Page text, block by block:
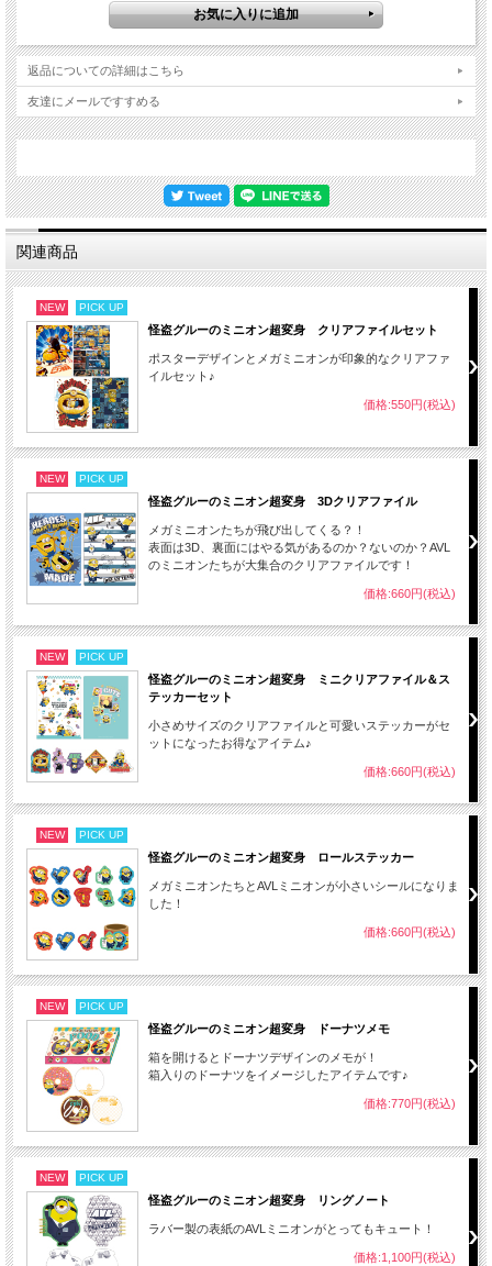
返品についての詳細はこちら
友達にメールですすめる
関連商品
NEW PICK UP
怪盗グルーのミニオン超変身 クリアファイルセット
ポスターデザインとメガミニオンが印象的なクリアファ
イルセット♪
価格:550円(税込)
NEW PICK UP
怪盗グルーのミニオン超変身 3Dクリアファイル
メガミニオンたちが飛び出してくる？！
表面は3D、裏面にはやる気があるのか？ないのか？AVL
のミニオンたちが大集合のクリアファイルです！
価格:660円(税込)
NEW PICK UP
怪盗グルーのミニオン超変身 ミニクリアファイル＆ス
テッカーセット
小さめサイズのクリアファイルと可愛いステッカーがセ
ットになったお得なアイテム♪
価格:660円(税込)
NEW PICK UP
怪盗グルーのミニオン超変身 ロールステッカー
メガミニオンたちとAVLミニオンが小さいシールになりま
した！
価格:660円(税込)
NEW PICK UP
怪盗グルーのミニオン超変身 ドーナツメモ
箱を開けるとドーナツデザインのメモが！
箱入りのドーナツをイメージしたアイテムです♪
価格:770円(税込)
NEW PICK UP
怪盗グルーのミニオン超変身 リングノート
ラバー製の表紙のAVLミニオンがとってもキュート！
価格:1,100円(税込)